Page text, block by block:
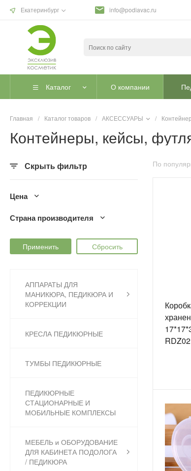
Екатеринбург info@podiavac.ru
Каталог О компании
Главная / Каталог товаров / АКСЕССУАРЫ /
Контейнеры, кейсы,
Скрыть фильтр
Цена
Страна производителя
АППАРАТЫ ДЛЯ
МАНИКЮРА, ПЕДИКЮРА И
КОРРЕКЦИИ
КРЕСЛА ПЕДИКЮРНЫЕ
ТУМБЫ ПЕДИКЮРНЫЕ
ПЕДИКЮРНЫЕ
СТАЦИОНАРНЫЕ И
МОБИЛЬНЫЕ КОМПЛЕКСЫ
МЕБЕЛЬ и ОБОРУДОВАНИЕ
ДЛЯ КАБИНЕТА ПОДОЛОГА
/ ПЕДИКЮРА
По